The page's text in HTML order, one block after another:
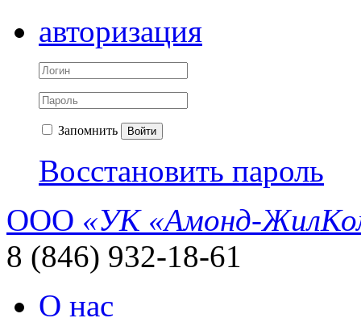
авторизация
Запомнить Войти
Восстановить пароль
ООО «УК «Амонд-
8 (846) 932-18-61
О нас